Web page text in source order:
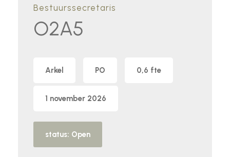
Bestuurssecretaris
O2A5
Arkel PO 0,6 fte
1 november 2026
status: Open